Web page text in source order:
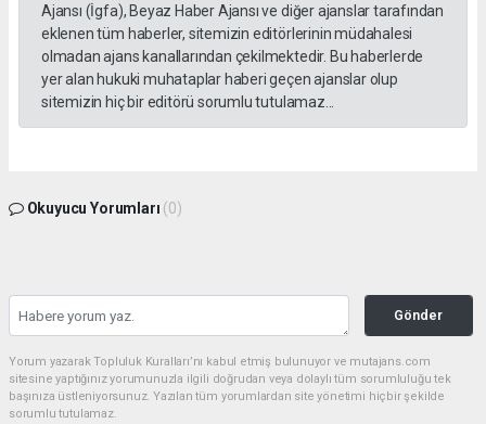
Ajansı (İgfa), Beyaz Haber Ajansı ve diğer ajanslar tarafından
eklenen tüm haberler, sitemizin editörlerinin müdahalesi
olmadan ajans kanallarından çekilmektedir. Bu haberlerde
yer alan hukuki muhataplar haberi geçen ajanslar olup
sitemizin hiç bir editörü sorumlu tutulamaz...
Okuyucu Yorumları (0)
Gönder
Yorum yazarak Topluluk Kuralları’nı kabul etmiş bulunuyor ve mutajans.com
sitesine yaptığınız yorumunuzla ilgili doğrudan veya dolaylı tüm sorumluluğu tek
başınıza üstleniyorsunuz. Yazılan tüm yorumlardan site yönetimi hiçbir şekilde
sorumlu tutulamaz.